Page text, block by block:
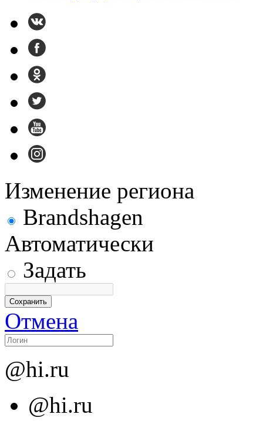
Изменение региона
Brandshagen
Автоматически
Задать
Отмена
@hi.ru
@hi.ru